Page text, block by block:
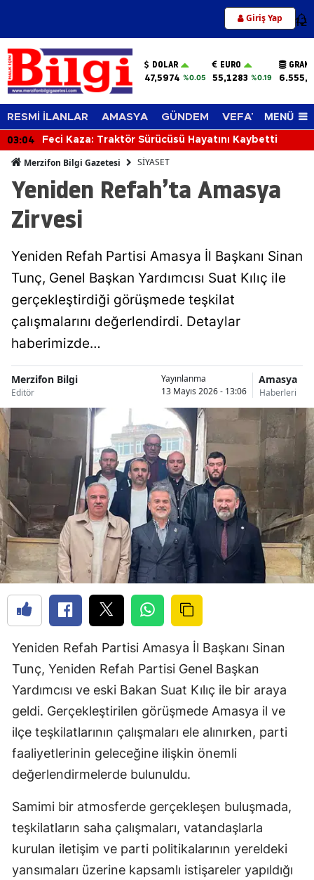
Giriş Yap 12
DOLAR
47,5974 %0.05
EURO
55,1283 %0.19
RESMİ İLANLAR AMASYA GÜNDEM VEFAT EDENLER
MENÜ
03:04 Feci Kaza: Traktör Sürücüsü Hayatını Kaybetti
Merzifon Bilgi Gazetesi SİYASET
Yeniden Refah’ta Amasya
Zirvesi
Yeniden Refah Partisi Amasya İl Başkanı Sinan
Tunç, Genel Başkan Yardımcısı Suat Kılıç ile
gerçekleştirdiği görüşmede teşkilat
çalışmalarını değerlendirdi. Detaylar
haberimizde…
Merzifon Bilgi
Editör
Yayınlanma
13 Mayıs 2026 - 13:06
Amasya
Haberleri
Yeniden Refah Partisi Amasya İl Başkanı Sinan
Tunç, Yeniden Refah Partisi Genel Başkan
Yardımcısı ve eski Bakan Suat Kılıç ile bir araya
geldi. Gerçekleştirilen görüşmede Amasya il ve
ilçe teşkilatlarının çalışmaları ele alınırken, parti
faaliyetlerinin geleceğine ilişkin önemli
değerlendirmelerde bulunuldu.
Samimi bir atmosferde gerçekleşen buluşmada,
teşkilatların saha çalışmaları, vatandaşlarla
kurulan iletişim ve parti politikalarının yereldeki
yansımaları üzerine kapsamlı istişareler yapıldığı